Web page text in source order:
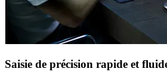
Saisie de précision rapide et